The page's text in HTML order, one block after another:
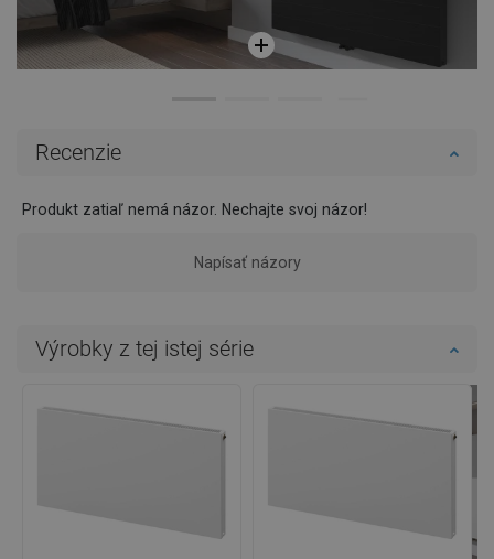
Recenzie
Produkt zatiaľ nemá názor. Nechajte svoj názor!
Napísať názory
Výrobky z tej istej série